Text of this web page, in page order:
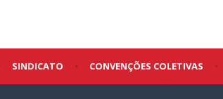
SINDICATO • CONVENÇÕES COLETIVAS •